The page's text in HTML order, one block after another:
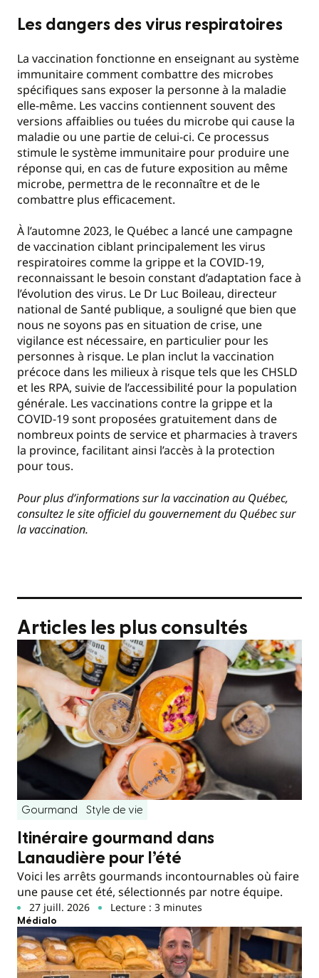
Les dangers des virus respiratoires
La vaccination fonctionne en enseignant au système
immunitaire comment combattre des microbes
spécifiques sans exposer la personne à la maladie
elle-même. Les vaccins contiennent souvent des
versions affaiblies ou tuées du microbe qui cause la
maladie ou une partie de celui-ci. Ce processus
stimule le système immunitaire pour produire une
réponse qui, en cas de future exposition au même
microbe, permettra de le reconnaître et de le
combattre plus efficacement.
À l’automne 2023, le Québec a lancé une campagne
de vaccination ciblant principalement les virus
respiratoires comme la grippe et la COVID-19,
reconnaissant le besoin constant d’adaptation face à
l’évolution des virus. Le Dr Luc Boileau, directeur
national de Santé publique, a souligné que bien que
nous ne soyons pas en situation de crise, une
vigilance est nécessaire, en particulier pour les
personnes à risque. Le plan inclut la vaccination
précoce dans les milieux à risque tels que les CHSLD
et les RPA, suivie de l’accessibilité pour la population
générale. Les vaccinations contre la grippe et la
COVID-19 sont proposées gratuitement dans de
nombreux points de service et pharmacies à travers
la province, facilitant ainsi l’accès à la protection
pour tous​​.
Pour plus d’informations sur la vaccination au Québec,
consultez le site officiel du gouvernement du Québec sur
la vaccination.
Articles les plus consultés
Gourmand Style de vie
Itinéraire gourmand dans
Lanaudière pour l’été
Voici les arrêts gourmands incontournables où faire
une pause cet été, sélectionnés par notre équipe.
27 juill. 2026 Lecture : 3 minutes
Médialo